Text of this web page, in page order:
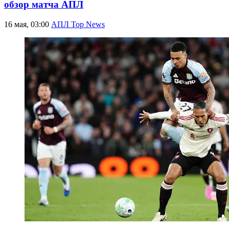
обзор матча АПЛ
16 мая, 03:00 АПЛ Top News